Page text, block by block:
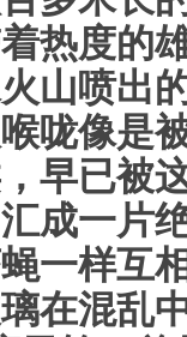
热度的
山喷出
咙像是
早已被
成一片
一样互
在混乱